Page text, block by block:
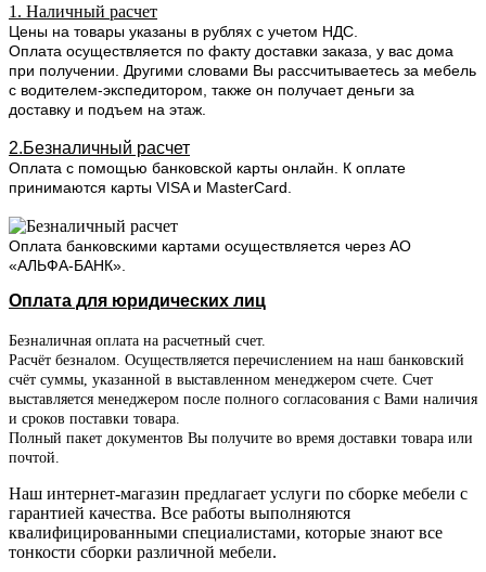
1. Наличный расчет
Цены на товары указаны в рублях с учетом НДС.
Оплата осуществляется по факту доставки заказа, у вас дома
при получении. Другими словами Вы рассчитываетесь за мебель
с водителем-экспедитором, также он получает деньги за
доставку и подъем на этаж.
2.Безналичный расчет
Оплата с помощью банковской карты онлайн. К оплате
принимаются карты VISA и MasterCard.
Оплата банковскими картами осуществляется через АО
«АЛЬФА-БАНК».
Оплата для юридических лиц
Безналичная оплата на расчетный счет.
Расчёт безналом. Осуществляется перечислением на наш банковский
счёт суммы, указанной в выставленном менеджером счете. Счет
выставляется менеджером после полного согласования с Вами наличия
и сроков поставки товара.
Полный пакет документов Вы получите во время доставки товара или
почтой.
Наш интернет-магазин предлагает услуги по сборке мебели с
гарантией качества. Все работы выполняются
квалифицированными специалистами, которые знают все
тонкости сборки различной мебели.